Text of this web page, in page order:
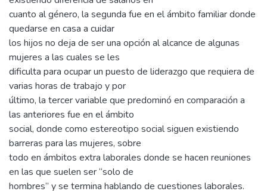
cuanto al género, la segunda fue en el ámbito familiar donde
quedarse en casa a cuidar
los hijos no deja de ser una opción al alcance de algunas
mujeres a las cuales se les
dificulta para ocupar un puesto de liderazgo que requiera de
varias horas de trabajo y por
último, la tercer variable que predominó en comparación a
las anteriores fue en el ámbito
social, donde como estereotipo social siguen existiendo
barreras para las mujeres, sobre
todo en ámbitos extra laborales donde se hacen reuniones
en las que suelen ser “solo de
hombres” y se termina hablando de cuestiones laborales.